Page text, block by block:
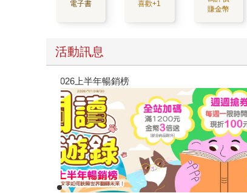
電子書 喜歡+1
賺金幣
活動訊息
閱讀漫遊錄-2026上半年暢銷榜